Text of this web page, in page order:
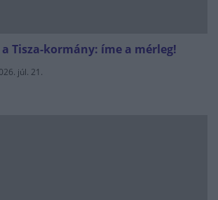
Tisza-kormány: íme a mérleg!
júl. 21.